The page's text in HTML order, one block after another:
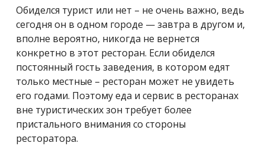
Обиделся турист или нет – не очень важно, ведь
сегодня он в одном городе — завтра в другом и,
вполне вероятно, никогда не вернется
конкретно в этот ресторан. Если обиделся
постоянный гость заведения, в котором едят
только местные – ресторан может не увидеть
его годами. Поэтому еда и сервис в ресторанах
вне туристических зон требует более
пристального внимания со стороны
ресторатора.